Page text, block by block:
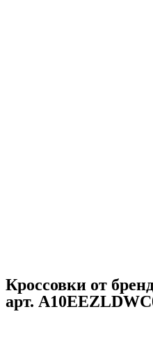
Кроссовки от
арт.